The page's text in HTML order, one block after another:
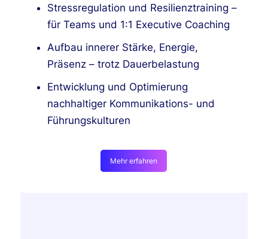
Stressregulation und Resilienztraining –
für Teams und 1:1 Executive Coaching
Aufbau innerer Stärke, Energie,
Präsenz – trotz Dauerbelastung
Entwicklung und Optimierung
nachhaltiger Kommunikations- und
Führungskulturen
Mehr erfahren